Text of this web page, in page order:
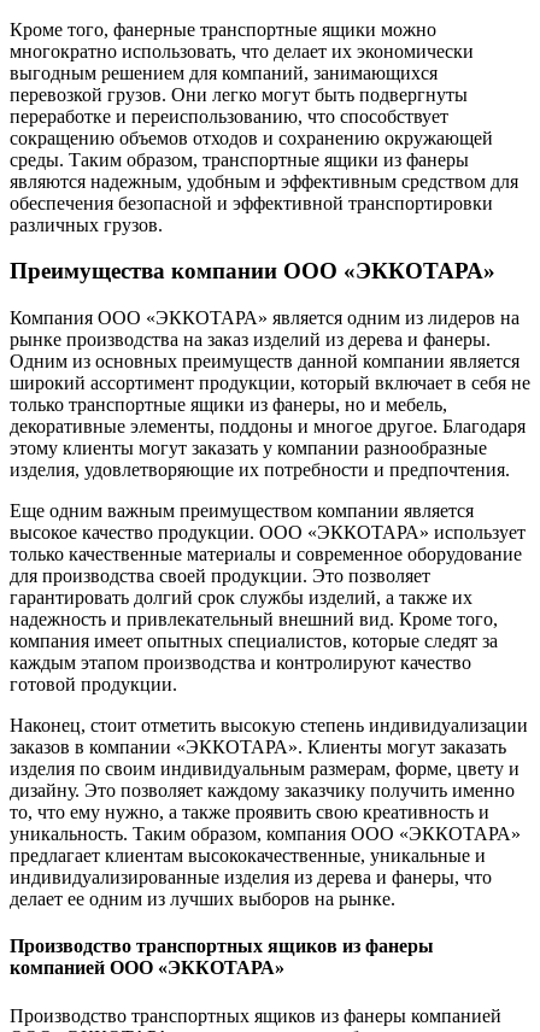
Кроме того, фанерные транспортные ящики можно
многократно использовать, что делает их экономически
выгодным решением для компаний, занимающихся
перевозкой грузов. Они легко могут быть подвергнуты
переработке и переиспользованию, что способствует
сокращению объемов отходов и сохранению окружающей
среды. Таким образом, транспортные ящики из фанеры
являются надежным, удобным и эффективным средством для
обеспечения безопасной и эффективной транспортировки
различных грузов.
Преимущества компании ООО «ЭККОТАРА»
Компания ООО «ЭККОТАРА» является одним из лидеров на
рынке производства на заказ изделий из дерева и фанеры.
Одним из основных преимуществ данной компании является
широкий ассортимент продукции, который включает в себя не
только транспортные ящики из фанеры, но и мебель,
декоративные элементы, поддоны и многое другое. Благодаря
этому клиенты могут заказать у компании разнообразные
изделия, удовлетворяющие их потребности и предпочтения.
Еще одним важным преимуществом компании является
высокое качество продукции. ООО «ЭККОТАРА» использует
только качественные материалы и современное оборудование
для производства своей продукции. Это позволяет
гарантировать долгий срок службы изделий, а также их
надежность и привлекательный внешний вид. Кроме того,
компания имеет опытных специалистов, которые следят за
каждым этапом производства и контролируют качество
готовой продукции.
Наконец, стоит отметить высокую степень индивидуализации
заказов в компании «ЭККОТАРА». Клиенты могут заказать
изделия по своим индивидуальным размерам, форме, цвету и
дизайну. Это позволяет каждому заказчику получить именно
то, что ему нужно, а также проявить свою креативность и
уникальность. Таким образом, компания ООО «ЭККОТАРА»
предлагает клиентам высококачественные, уникальные и
индивидуализированные изделия из дерева и фанеры, что
делает ее одним из лучших выборов на рынке.
Производство транспортных ящиков из фанеры
компанией ООО «ЭККОТАРА»
Производство транспортных ящиков из фанеры компанией